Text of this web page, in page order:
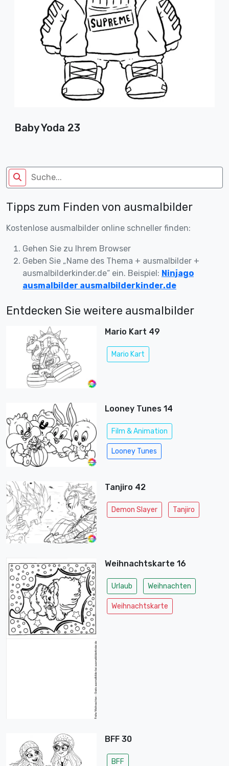
Baby Yoda 23
Tipps zum Finden von ausmalbilder
Kostenlose ausmalbilder online schneller finden:
Gehen Sie zu Ihrem Browser
Geben Sie „Name des Thema + ausmalbilder +
ausmalbilderkinder.de“ ein. Beispiel: Ninjago
ausmalbilder ausmalbilderkinder.de
Entdecken Sie weitere ausmalbilder
Mario Kart 49
Mario Kart
Looney Tunes 14
Film & Animation
Looney Tunes
Tanjiro 42
Demon Slayer Tanjiro
Weihnachtskarte 16
Urlaub Weihnachten
Weihnachtskarte
BFF 30
BFF